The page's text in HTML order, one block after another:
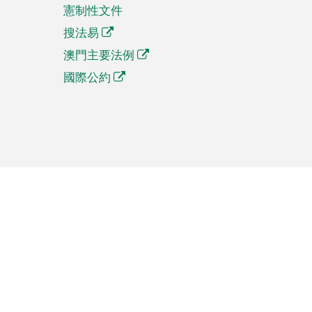
憲制性文件
搜法易
澳門主要法例
國際公約